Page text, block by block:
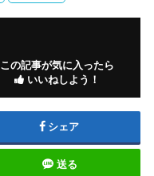
この記事が気に入ったら
いいねしよう！
シェア
送る